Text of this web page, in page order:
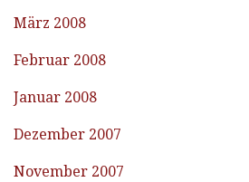
März 2008
Februar 2008
Januar 2008
Dezember 2007
November 2007